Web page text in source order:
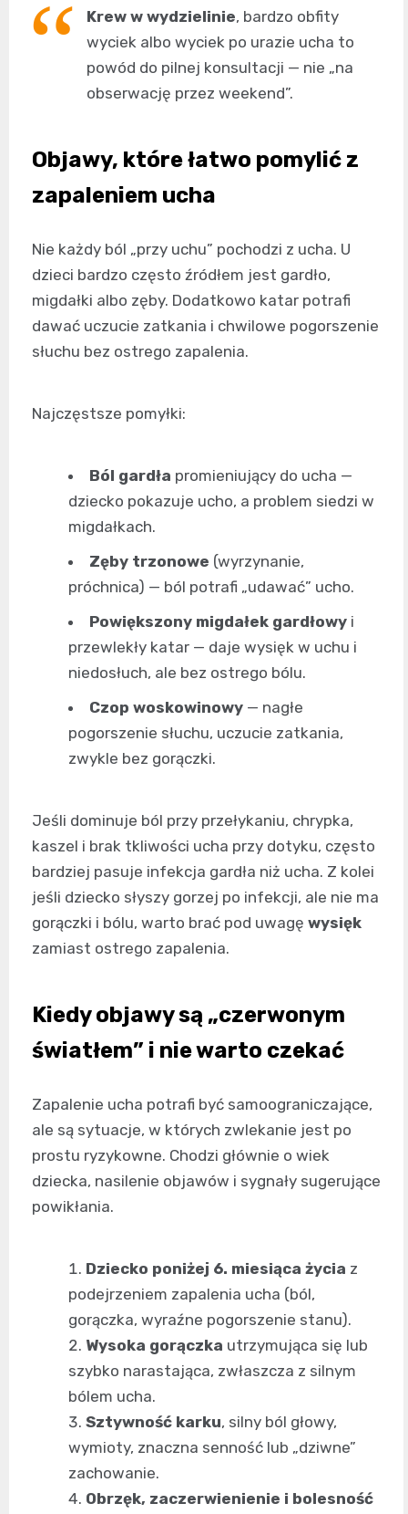
Krew w wydzielinie, bardzo obfity
wyciek albo wyciek po urazie ucha to
powód do pilnej konsultacji — nie „na
obserwację przez weekend”.
Objawy, które łatwo pomylić z
zapaleniem ucha
Nie każdy ból „przy uchu” pochodzi z ucha. U
dzieci bardzo często źródłem jest gardło,
migdałki albo zęby. Dodatkowo katar potrafi
dawać uczucie zatkania i chwilowe pogorszenie
słuchu bez ostrego zapalenia.
Najczęstsze pomyłki:
Ból gardła promieniujący do ucha —
dziecko pokazuje ucho, a problem siedzi w
migdałkach.
Zęby trzonowe (wyrzynanie,
próchnica) — ból potrafi „udawać” ucho.
Powiększony migdałek gardłowy i
przewlekły katar — daje wysięk w uchu i
niedosłuch, ale bez ostrego bólu.
Czop woskowinowy — nagłe
pogorszenie słuchu, uczucie zatkania,
zwykle bez gorączki.
Jeśli dominuje ból przy przełykaniu, chrypka,
kaszel i brak tkliwości ucha przy dotyku, często
bardziej pasuje infekcja gardła niż ucha. Z kolei
jeśli dziecko słyszy gorzej po infekcji, ale nie ma
gorączki i bólu, warto brać pod uwagę wysięk
zamiast ostrego zapalenia.
Kiedy objawy są „czerwonym
światłem” i nie warto czekać
Zapalenie ucha potrafi być samoograniczające,
ale są sytuacje, w których zwlekanie jest po
prostu ryzykowne. Chodzi głównie o wiek
dziecka, nasilenie objawów i sygnały sugerujące
powikłania.
Dziecko poniżej 6. miesiąca życia z
podejrzeniem zapalenia ucha (ból,
gorączka, wyraźne pogorszenie stanu).
Wysoka gorączka utrzymująca się lub
szybko narastająca, zwłaszcza z silnym
bólem ucha.
Sztywność karku, silny ból głowy,
wymioty, znaczna senność lub „dziwne”
zachowanie.
Obrzęk, zaczerwienienie i bolesność